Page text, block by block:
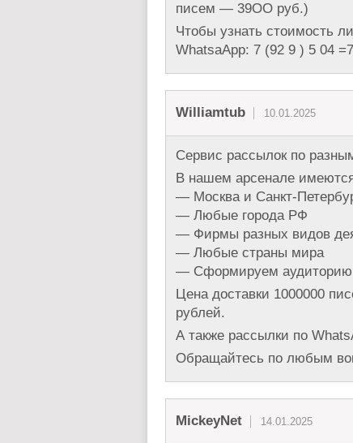
писем — 39ОО руб.)
Чтобы узнать стоимость
WhatsaApp: 7 (92 9 ) 5 04
Williamtub 10.01.2025
Сервис рассылок по
В нашем арсенале
— Москва и Санкт-
— Любые города РФ
— Фирмы разных видов
— Любые страны мира
— Сформируем аудиторию
Цена доставки 1000000
рублей.
А также рассылки по
Обращайтесь по любым
MickeyNet 14.01.2025